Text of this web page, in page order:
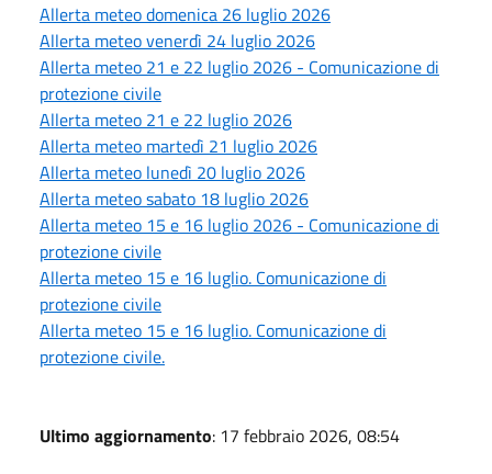
Allerta meteo domenica 26 luglio 2026
Allerta meteo venerdì 24 luglio 2026
Allerta meteo 21 e 22 luglio 2026 - Comunicazione di
protezione civile
Allerta meteo 21 e 22 luglio 2026
Allerta meteo martedì 21 luglio 2026
Allerta meteo lunedì 20 luglio 2026
Allerta meteo sabato 18 luglio 2026
Allerta meteo 15 e 16 luglio 2026 - Comunicazione di
protezione civile
Allerta meteo 15 e 16 luglio. Comunicazione di
protezione civile
Allerta meteo 15 e 16 luglio. Comunicazione di
protezione civile.
Ultimo aggiornamento: 17 febbraio 2026, 08:54